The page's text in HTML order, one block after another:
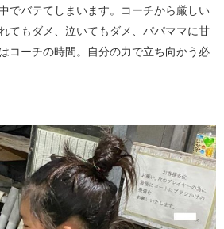
でバテてしまいます。コーチから厳しい
てもダメ、泣いてもダメ、パパママに甘
コーチの時間。自分の力で立ち向かう必